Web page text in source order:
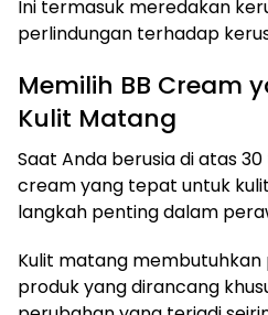
Ini termasuk meredakan
perlindungan terhadap
Memilih BB Cream
Kulit Matang
Saat Anda berusia di atas
cream yang tepat untuk
langkah penting dalam
Kulit matang
produk yang dirancang